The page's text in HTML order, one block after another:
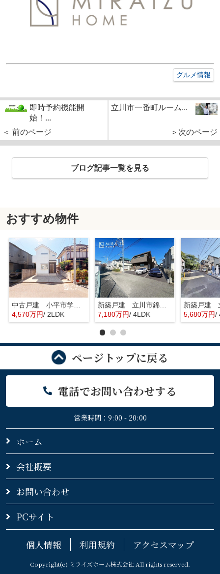
グルメ情報
即時予約機能開
始！...
＜ 前のページ
立川市一番町ルーム...
＞次のページ
ブログ記事一覧を見る
おすすめ物件
中古戸建 小平市学園東町 全1棟
4,570万円/ 2LDK
新築戸建 立川市錦町 全2棟
7,180万円/ 4LDK 5,680万円/
ページトップに戻る
電話でお問い合わせする
営業時間：9:00 - 20:00
ホーム
会社概要
お問い合わせ
PCサイト
個人情報 利用規約 アクセスマップ
Copyright(c) ミライズホーム株式会社 All rights reserved.